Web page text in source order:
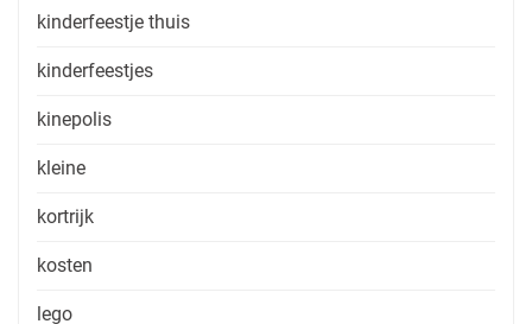
kinderfeestje thuis
kinderfeestjes
kinepolis
kleine
kortrijk
kosten
lego